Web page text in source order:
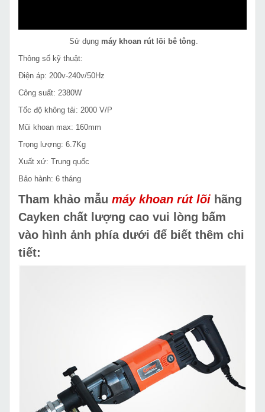
Sử dụng máy khoan rút lõi bê tông.
Thông số kỹ thuật:
Điện áp: 200v-240v/50Hz
Công suất: 2380W
Tốc độ không tải: 2000 V/P
Mũi khoan max: 160mm
Trọng lượng: 6.7Kg
Xuất xứ: Trung quốc
Bảo hành: 6 tháng
Tham khảo mẫu máy khoan rút lõi hãng
Cayken chất lượng cao vui lòng bấm
vào hình ảnh phía dưới để biết thêm chi
tiết: